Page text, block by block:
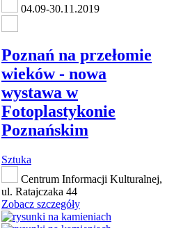
04.09-30.11.2019
Poznań na przełomie
wieków - nowa
wystawa w
Fotoplastykonie
Poznańskim
Sztuka
Centrum Informacji Kulturalnej,
ul. Ratajczaka 44
Zobacz szczegóły